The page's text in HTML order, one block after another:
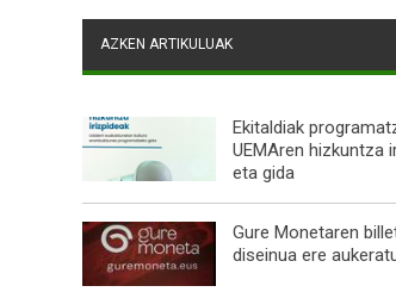
AZKEN ARTIKULUAK
Ekitaldiak
UEMAren hizkuntza
eta gida
Gure Monetaren
diseinua ere